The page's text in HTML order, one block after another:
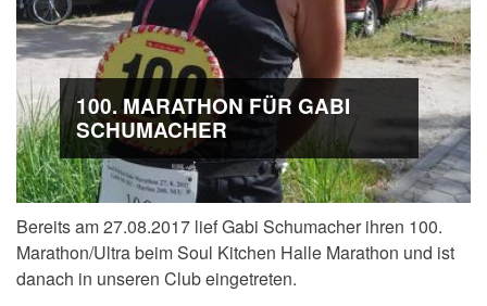
100. MARATHON FÜR GABI
SCHUMACHER
Bereits am 27.08.2017 lief Gabi Schumacher ihren 100.
Marathon/Ultra beim Soul Kitchen Halle Marathon und ist
danach in unseren Club eingetreten.